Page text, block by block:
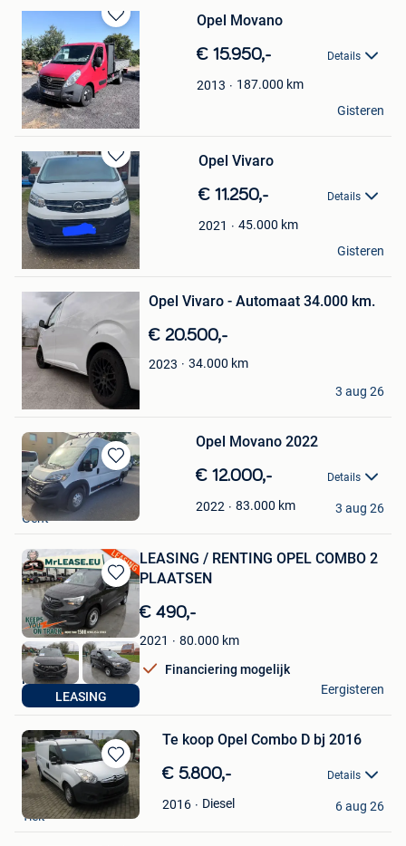
Bewaren
in
Mijn
Favorieten
Opel Movano
€ 15.950,- Details
2013 187.000 km
Haesendonckx Gary
Rijkevorsel
Gisteren
Bewaren
in
Mijn
Favorieten
Opel Vivaro
€ 11.250,- Details
2021 45.000 km
K.Y
Dendermonde
Gisteren
Mijn
Favorieten
Opel Vivaro - Automaat 34.000 km.
€ 20.500,-
2023 34.000 km
BRK-Graphics
Lier
3 aug 26
Bewaren
in
Favorieten
Opel Movano 2022
€ 12.000,- Details
2022 83.000 km
pascal
Gent
3 aug 26
Bewaren
in
Mijn
Favorieten
LEASING
LEASING / RENTING OPEL COMBO 2
PLAATSEN
€ 490,-
2021 80.000 km
Financiering mogelijk
MrLease
Hooglede
Eergisteren
Bewaren
in
Mijn
Favorieten
Te koop Opel Combo D bj 2016
€ 5.800,- Details
2016 Diesel
Johan
Tielt
6 aug 26